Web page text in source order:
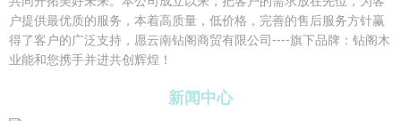
户提供最优质的服务，本着高质量，低价格，完善的售后服务方针赢
得了客户的广泛支持，愿云南钻阁商贸有限公司----旗下品牌：钻阁木
业能和您携手并进共创辉煌！
新闻中心